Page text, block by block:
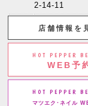
2-14-11
店舗情報を
HOT PEPPER
WEB予
HOT PEPPER
マツエク･ネイル